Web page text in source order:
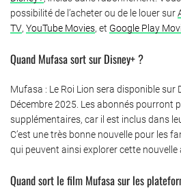
possibilité de l’acheter ou de le louer sur
TV, YouTube Movies, et Google Play
Quand Mufasa sort sur Disney+ ?
Mufasa : Le Roi Lion sera disponible sur
Décembre 2025. Les abonnés pourront
supplémentaires, car il est inclus dans
C’est une très bonne nouvelle pour les
qui peuvent ainsi explorer cette nouvelle
Quand sort le film Mufasa sur les